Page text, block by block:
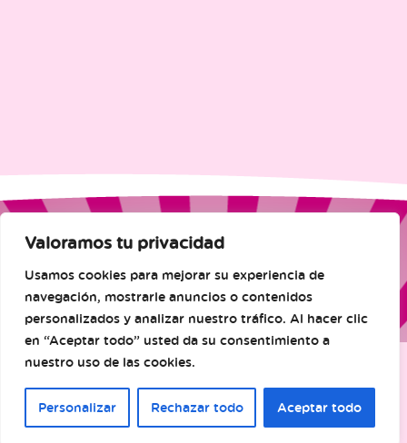
Valoramos tu privacidad
Usamos cookies para mejorar su experiencia de
navegación, mostrarle anuncios o contenidos
personalizados y analizar nuestro tráfico. Al hacer clic
en “Aceptar todo” usted da su consentimiento a
nuestro uso de las cookies.
Personalizar Rechazar todo Aceptar todo
© Famosa. Todos los derechos reservados.